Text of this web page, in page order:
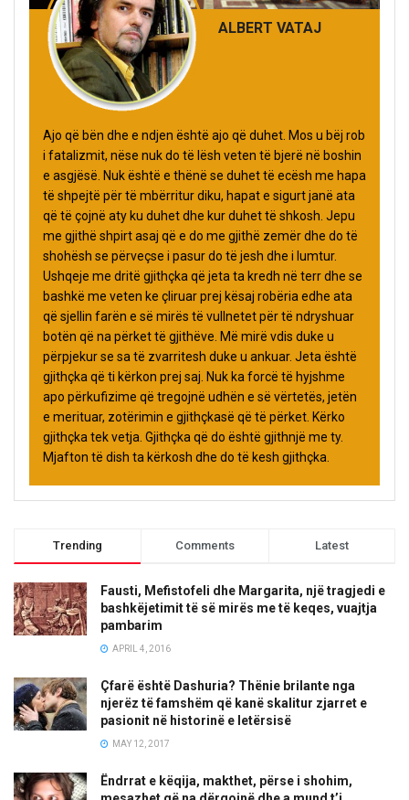
ALBERT VATAJ
Ajo që bën dhe e ndjen është ajo që duhet. Mos u bëj rob
i fatalizmit, nëse nuk do të lësh veten të bjerë në boshin
e asgjësë. Nuk është e thënë se duhet të ecësh me hapa
të shpejtë për të mbërritur diku, hapat e sigurt janë ata
që të çojnë aty ku duhet dhe kur duhet të shkosh. Jepu
me gjithë shpirt asaj që e do me gjithë zemër dhe do të
shohësh se përveçse i pasur do të jesh dhe i lumtur.
Ushqeje me dritë gjithçka që jeta ta kredh në terr dhe se
bashkë me veten ke çliruar prej kësaj robëria edhe ata
që sjellin farën e së mirës të vullnetet për të ndryshuar
botën që na përket të gjithëve. Më mirë vdis duke u
përpjekur se sa të zvarritesh duke u ankuar. Jeta është
gjithçka që ti kërkon prej saj. Nuk ka forcë të hyjshme
apo përkufizime që tregojnë udhën e së vërtetës, jetën
e merituar, zotërimin e gjithçkasë që të përket. Kërko
gjithçka tek vetja. Gjithçka që do është gjithnjë me ty.
Mjafton të dish ta kërkosh dhe do të kesh gjithçka.
Trending Comments Latest
Fausti, Mefistofeli dhe Margarita, një tragjedi e
bashkëjetimit të së mirës me të keqes, vuajtja
pambarim
APRIL 4, 2016
Çfarë është Dashuria? Thënie brilante nga
njerëz të famshëm që kanë skalitur zjarret e
pasionit në historinë e letërsisë
MAY 12, 2017
Ëndrrat e këqija, makthet, përse i shohim,